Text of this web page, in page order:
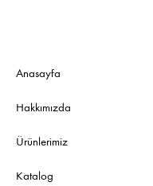
Anasayfa
Hakkımızda
Ürünlerimiz
Katalog